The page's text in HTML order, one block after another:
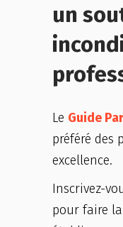
un
Le Guide
préféré des
excellence.
Inscrivez-
pour faire